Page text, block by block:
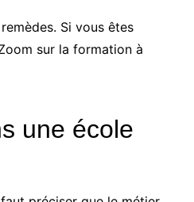
Si vous êtes
sur la formation à
une école